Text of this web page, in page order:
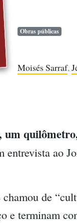
Obras públicas
Moisés Sarraf,
ao
de
e terminam